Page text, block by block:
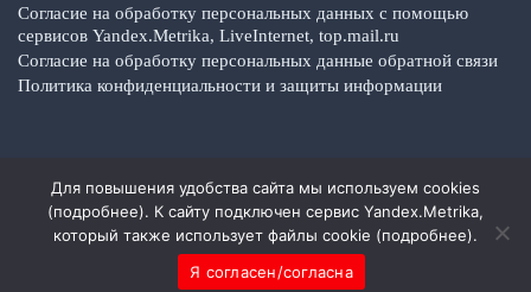
Согласие на обработку персональных данных с помощью
сервисов Yandex.Metrika, LiveInternet, top.mail.ru
Согласие на обработку персональных данные обратной связи
Политика конфиденциальности и защиты информации
Copyright © 2026 Media Top — Общественно-политические факты,
события, новости
Для повышения удобства сайта мы используем cookies
(подробнее). К сайту подключен сервис Yandex.Metrika,
который также использует файлы cookie (подробнее).
Я согласен/согласна